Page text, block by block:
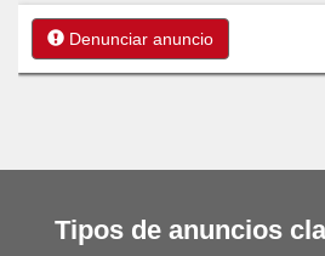
Denunciar anuncio
Tipos de anuncios